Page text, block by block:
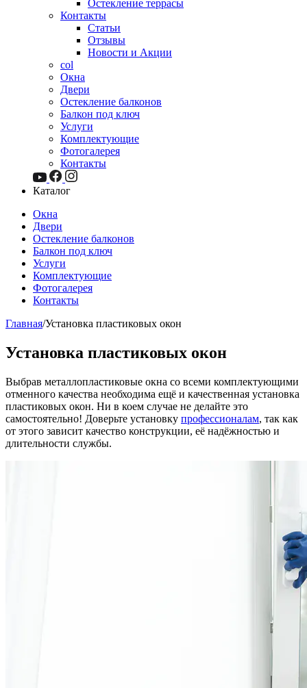
Остекление террасы
Контакты
Статьи
Отзывы
Новости и Акции
col
Окна
Двери
Остекление балконов
Балкон под ключ
Услуги
Комплектующие
Фотогалерея
Контакты
Каталог
Окна
Двери
Остекление балконов
Балкон под ключ
Услуги
Комплектующие
Фотогалерея
Контакты
Главная/Установка пластиковых окон
Установка пластиковых окон
Выбрав металлопластиковые окна со всеми комплектующими
отменного качества необходима ещё и качественная установка
пластиковых окон. Ни в коем случае не делайте это
самостоятельно! Доверьте установку профессионалам, так как
от этого зависит качество конструкции, её надёжностью и
длительности службы.